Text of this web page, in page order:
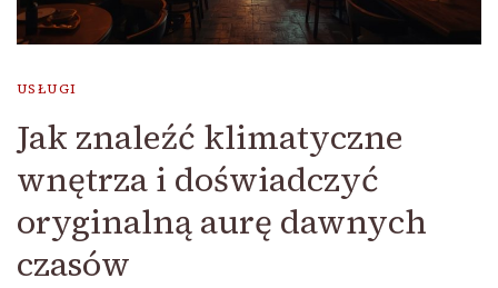
USŁUGI
Jak znaleźć klimatyczne
wnętrza i doświadczyć
oryginalną aurę dawnych
czasów